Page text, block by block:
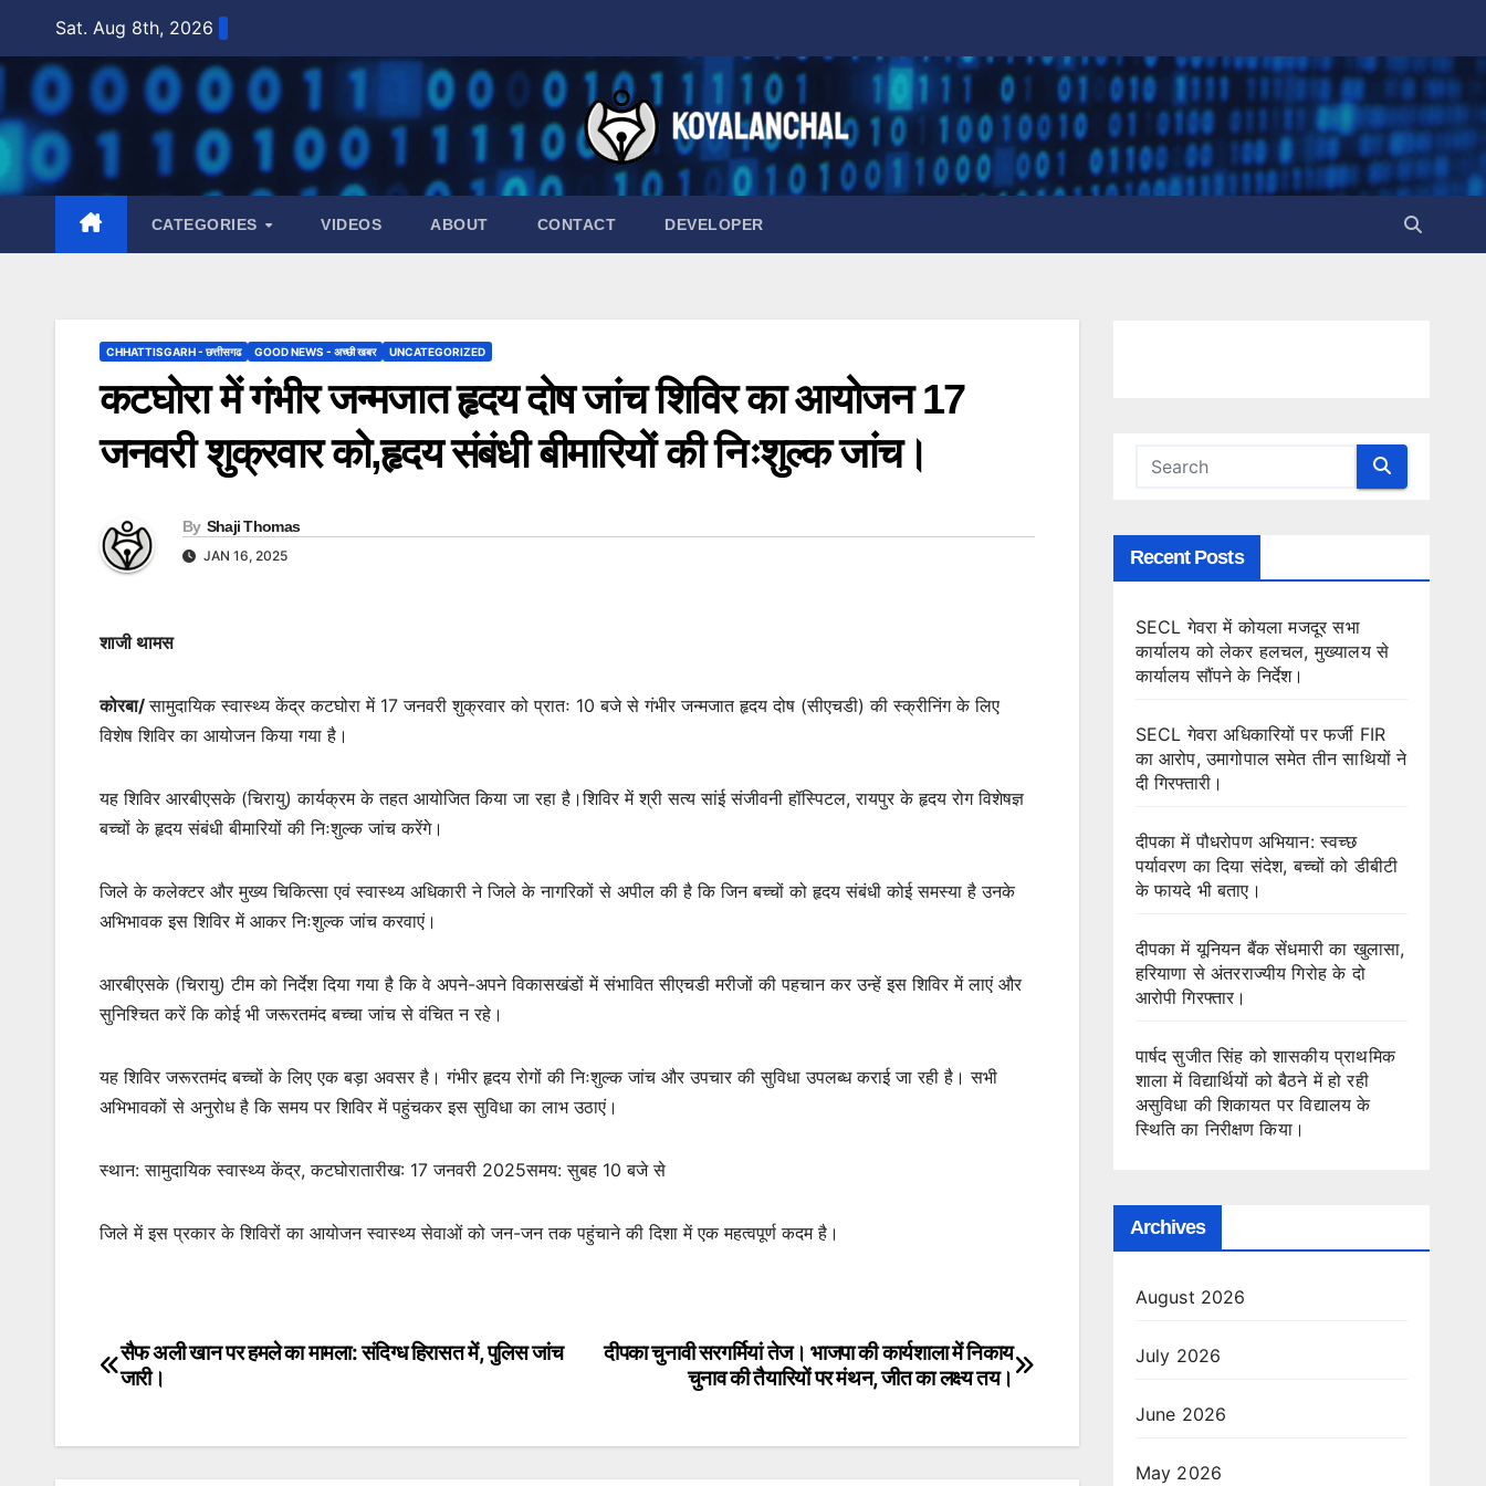
content
Sat. Aug 8th, 2026
CATEGORIES VIDEOS ABOUT CONTACT DEVELOPER
CHHATTISGARH - छत्तीसगढ GOOD NEWS - अच्छी खबर UNCATEGORIZED
कटघोरा में गंभीर जन्मजात हृदय दोष जांच शिविर का आयोजन 17
जनवरी शुक्रवार को,हृदय संबंधी बीमारियों की निःशुल्क जांच।
By Shaji Thomas
JAN 16, 2025
शाजी थामस
कोरबा/सामुदायिक स्वास्थ्य केंद्र कटघोरा में 17 जनवरी शुक्रवार को प्रातः 10 बजे से गंभीर जन्मजात हृदय दोष (सीएचडी) की स्क्रीनिंग के लिए
विशेष शिविर का आयोजन किया गया है।
यह शिविर आरबीएसके (चिरायु) कार्यक्रम के तहत आयोजित किया जा रहा है।शिविर में श्री सत्य सांई संजीवनी हॉस्पिटल, रायपुर के हृदय रोग विशेषज्ञ
बच्चों के हृदय संबंधी बीमारियों की निःशुल्क जांच करेंगे।
जिले के कलेक्टर और मुख्य चिकित्सा एवं स्वास्थ्य अधिकारी ने जिले के नागरिकों से अपील की है कि जिन बच्चों को हृदय संबंधी कोई समस्या है उनके
अभिभावक इस शिविर में आकर निःशुल्क जांच करवाएं।
आरबीएसके (चिरायु) टीम को निर्देश दिया गया है कि वे अपने-अपने विकासखंडों में संभावित सीएचडी मरीजों की पहचान कर उन्हें इस शिविर में लाएं और
सुनिश्चित करें कि कोई भी जरूरतमंद बच्चा जांच से वंचित न रहे।
यह शिविर जरूरतमंद बच्चों के लिए एक बड़ा अवसर है। गंभीर हृदय रोगों की निःशुल्क जांच और उपचार की सुविधा उपलब्ध कराई जा रही है। सभी
अभिभावकों से अनुरोध है कि समय पर शिविर में पहुंचकर इस सुविधा का लाभ उठाएं।
स्थान: सामुदायिक स्वास्थ्य केंद्र, कटघोरातारीख: 17 जनवरी 2025समय: सुबह 10 बजे से
जिले में इस प्रकार के शिविरों का आयोजन स्वास्थ्य सेवाओं को जन-जन तक पहुंचाने की दिशा में एक महत्वपूर्ण कदम है।
Post
दीपका चुनावी सरगर्मियां तेज। भाजपा की कार्यशाला में निकाय
चुनाव की तैयारियों पर मंथन, जीत का लक्ष्य तय।
सैफ अली खान पर हमले का मामला: संदिग्ध हिरासत में, पुलिस जांच
जारी।
Recent Posts
SECL गेवरा में कोयला मजदूर सभा
कार्यालय को लेकर हलचल, मुख्यालय से
कार्यालय सौंपने के निर्देश।
SECL गेवरा अधिकारियों पर फर्जी FIR
का आरोप, उमागोपाल समेत तीन साथियों ने
दी गिरफ्तारी।
दीपका में पौधरोपण अभियान: स्वच्छ
पर्यावरण का दिया संदेश, बच्चों को डीबीटी
के फायदे भी बताए।
दीपका में यूनियन बैंक सेंधमारी का खुलासा,
हरियाणा से अंतरराज्यीय गिरोह के दो
आरोपी गिरफ्तार।
पार्षद सुजीत सिंह को शासकीय प्राथमिक
शाला में विद्यार्थियों को बैठने में हो रही
असुविधा की शिकायत पर विद्यालय के
स्थिति का निरीक्षण किया।
Archives
August 2026
July 2026
June 2026
May 2026